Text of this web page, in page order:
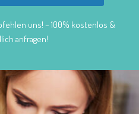
uns! – 100% kostenlos &
anfragen!